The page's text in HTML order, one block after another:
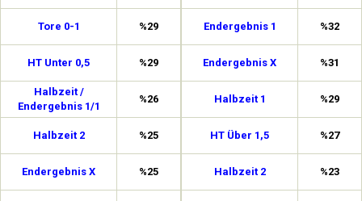
Tore 0-1 %29
HT Unter 0,5 %29
Halbzeit /
Endergebnis 1/1
%26
Halbzeit 2 %25
Endergebnis X %25
Endergebnis 1 %32
Endergebnis X %31
Halbzeit 1 %29
HT Über 1,5 %27
Halbzeit 2 %23